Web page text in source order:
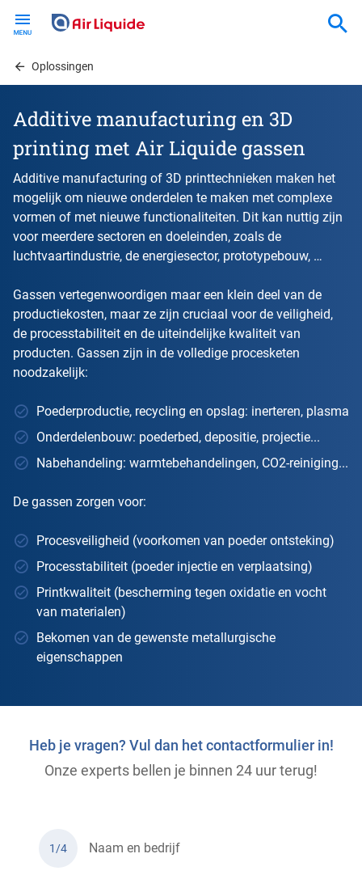
contentOplossingen
Additive manufacturing en 3D
printing met Air Liquide gassen
Additive manufacturing of 3D printtechnieken maken het
mogelijk om nieuwe onderdelen te maken met complexe
vormen of met nieuwe functionaliteiten. Dit kan nuttig zijn
voor meerdere sectoren en doeleinden, zoals de
luchtvaartindustrie, de energiesector, prototypebouw, …
Gassen vertegenwoordigen maar een klein deel van de
productiekosten, maar ze zijn cruciaal voor de veiligheid,
de processtabiliteit en de uiteindelijke kwaliteit van
producten. Gassen zijn in de volledige procesketen
noodzakelijk:
Poederproductie, recycling en opslag: inerteren, plasma
Onderdelenbouw: poederbed, depositie, projectie...
Nabehandeling: warmtebehandelingen, CO2-reiniging...
De gassen zorgen voor:
Procesveiligheid (voorkomen van poeder ontsteking)
Processtabiliteit (poeder injectie en verplaatsing)
Printkwaliteit (bescherming tegen oxidatie en vocht
van materialen)
Bekomen van de gewenste metallurgische
eigenschappen
Heb je vragen? Vul dan het contactformulier in!
Onze experts bellen je binnen 24 uur terug!
1/4 Naam en bedrijf